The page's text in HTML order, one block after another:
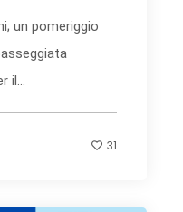
un pomeriggio
31